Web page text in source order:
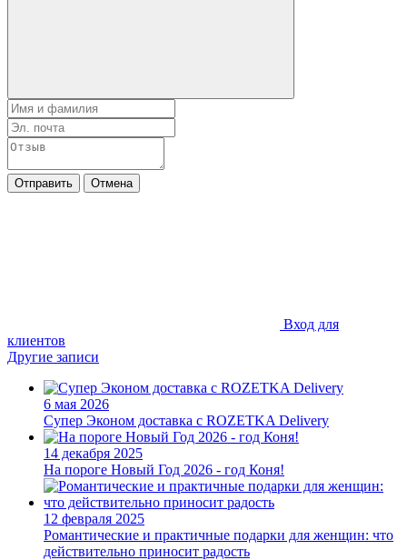
Отправить Отмена
Вход для
клиентов
Другие записи
6 мая 2026
Супер Эконом доставка с ROZETKA Delivery
14 декабря 2025
На пороге Новый Год 2026 - год Коня!
12 февраля 2025
Романтические и практичные подарки для женщин: что
действительно приносит радость